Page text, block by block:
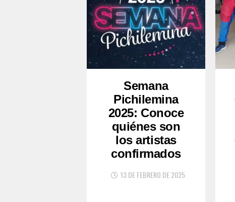
Semana
Pichilemina
2025: Conoce
quiénes son
los artistas
confirmados
13 DE FEBRERO DE 2025